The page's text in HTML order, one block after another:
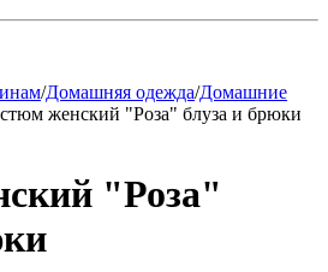
/Домашняя одежда/Домашние
женский "Роза" блуза и брюки
"Роза"